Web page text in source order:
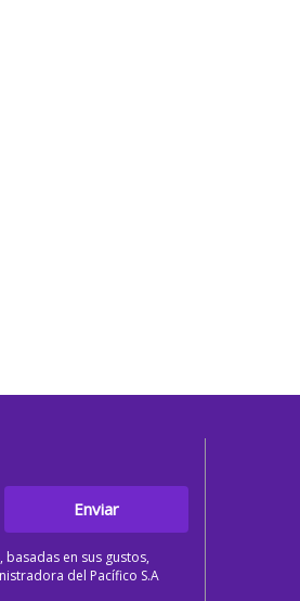
Enviar
en sus gustos,
del Pacífico S.A